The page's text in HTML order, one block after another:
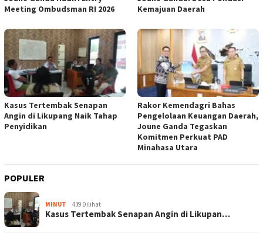
Meeting Ombudsman RI 2026
Kemajuan Daerah
Kasus Tertembak Senapan
Angin di Likupang Naik Tahap
Penyidikan
Rakor Kemendagri Bahas
Pengelolaan Keuangan Daerah,
Joune Ganda Tegaskan
Komitmen Perkuat PAD
Minahasa Utara
POPULER
MINUT 439 Dilihat
Kasus Tertembak Senapan Angin di Likupan…